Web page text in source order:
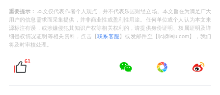
重要提示： 本文仅代表作者个人观点，并不代表乐居财经立场。本文旨在为满足广大
用户的信息需求而采集提供，并非商业性或盈利性用途。任何单位或个人认为本文来
源标注有误，或涉嫌侵犯其知识产权等相关权利的，请提供身份证明、权属证明及详
细侵权情况证明等相关资料，点击【联系客服 】或发邮件至【ljcj@leju.com】，我们
将及时审核处理。
61